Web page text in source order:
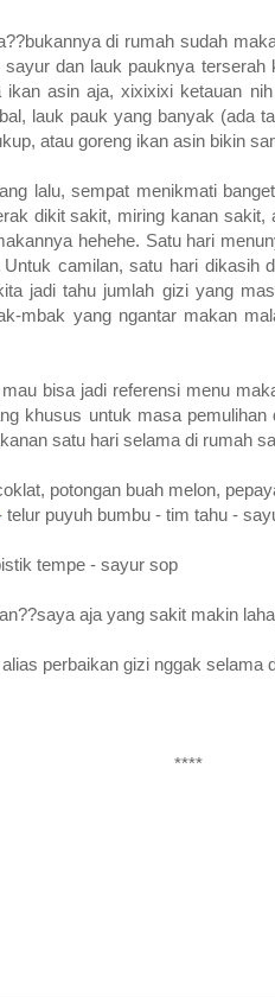
di rumah sudah
dan lauk pauknya
asin aja, xixixixi ketauan
lauk pauk yang banyak (ada
atau goreng ikan asin bikin
lalu, sempat menikmati
dikit sakit, miring kanan
hehehe. Satu hari
camilan, satu hari dikasih
jadi tahu jumlah gizi yang
mbak yang ngantar makan
bisa jadi referensi menu
khusus untuk masa
satu hari selama di rumah
potongan buah melon,
telur puyuh bumbu - tim tahu -
tempe - sayur sop
aja yang sakit makin
perbaikan gizi nggak selama
****